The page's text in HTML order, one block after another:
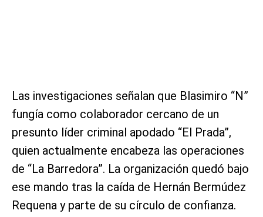
Las investigaciones señalan que Blasimiro “N”
fungía como colaborador cercano de un
presunto líder criminal apodado “El Prada”,
quien actualmente encabeza las operaciones
de “La Barredora”. La organización quedó bajo
ese mando tras la caída de Hernán Bermúdez
Requena y parte de su círculo de confianza.